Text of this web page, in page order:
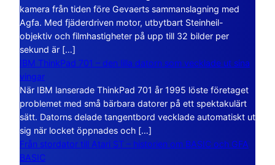
kamera från tiden före Gevaerts sammanslagning med
Agfa. Med fjäderdriven motor, utbytbart Steinheil-
objektiv och filmhastigheter på upp till 32 bilder per
sekund är […]
IBM ThinkPad 701 – den lilla datorn som vecklade ut sina
vingar
När IBM lanserade ThinkPad 701 år 1995 löste företaget
problemet med små bärbara datorer på ett spektakulärt
sätt. Datorns delade tangentbord vecklade automatiskt ut
sig när locket öppnades och […]
Från stordator till Atari ST – historien om BASIC och GFA
BASIC